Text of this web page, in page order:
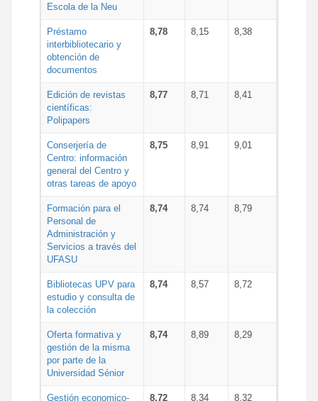
Escola de la Neu
Préstamo
interbibliotecario y
obtención de
documentos
8,78 8,15 8,38
Edición de revistas
científicas:
Polipapers
8,77 8,71 8,41
Conserjería de
Centro: información
general del Centro y
otras tareas de apoyo
8,75 8,91 9,01
Formación para el
Personal de
Administración y
Servicios a través del
UFASU
8,74 8,74 8,79
Bibliotecas UPV para
estudio y consulta de
la colección
8,74 8,57 8,72
Oferta formativa y
gestión de la misma
por parte de la
Universidad Sénior
8,74 8,89 8,29
Gestión economico- 8,72 8,34 8,32